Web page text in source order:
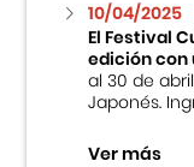
10/04/2025
El Festival
edición con
al 30 de
Japonés.
Ver más